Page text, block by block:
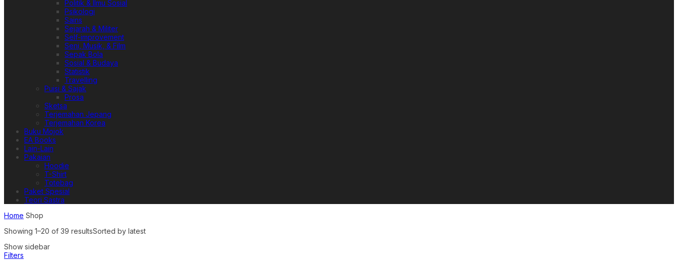
Politik & Ilmu Sosial
Psikologi
Sains
Sejarah & Militer
Self-improvement
Seni, Musik, & Film
Sepak Bola
Sosial & Budaya
Statistik
Travelling
Puisi & Sajak
Prosa
Sketsa
Terjemahan Jepang
Terjemahan Korea
Buku Mojok
EA Books
Lain-Lain
Pakaian
Hoodie
T-Shirt
Totebag
Paket Spesial
Teori Sastra
Home Shop
Showing 1–20 of 39 resultsSorted by latest
Show sidebar
Filters